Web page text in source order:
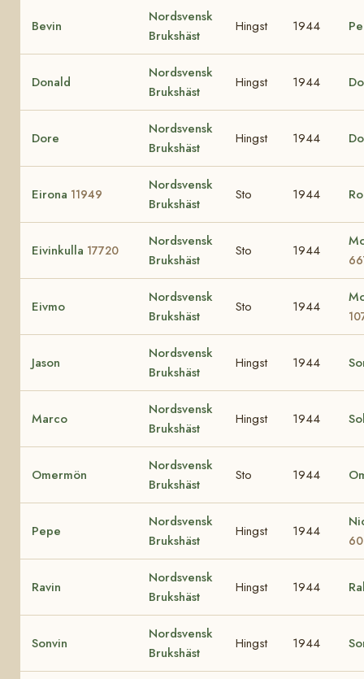
Bevin
Nordsvensk
Brukshäst
Hingst 1944
Donald
Nordsvensk
Brukshäst
Hingst 1944
Dore
Nordsvensk
Brukshäst
Hingst 1944
Eirona 11949
Nordsvensk
Brukshäst
Sto 1944
Eivinkulla 17720
Nordsvensk
Brukshäst
Sto 1944
Eivmo
Nordsvensk
Brukshäst
Sto 1944
Jason
Nordsvensk
Brukshäst
Hingst 1944
Marco
Nordsvensk
Brukshäst
Hingst 1944
Omermön
Nordsvensk
Brukshäst
Sto 1944
Pepe
Nordsvensk
Brukshäst
Hingst 1944
Ravin
Nordsvensk
Brukshäst
Hingst 1944
Sonvin
Nordsvensk
Brukshäst
Hingst 1944